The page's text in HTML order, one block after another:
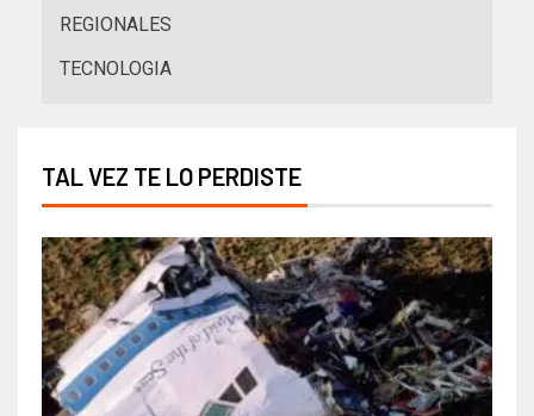
REGIONALES
TECNOLOGIA
TAL VEZ TE LO PERDISTE